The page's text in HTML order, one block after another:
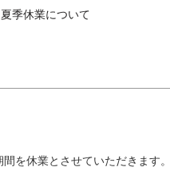
夏季休業について
を休業とさせていただきます。